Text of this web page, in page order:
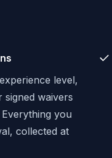
level,
waivers
you
collected at